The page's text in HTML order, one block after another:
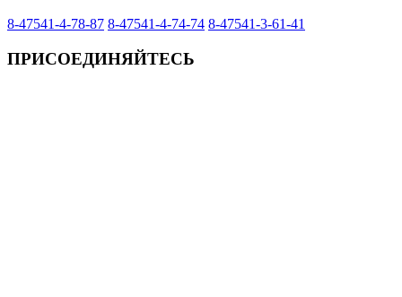
8-47541-4-78-87 8-47541-4-74-74 8-47541-3-61-41
ПРИСОЕДИНЯЙТЕСЬ